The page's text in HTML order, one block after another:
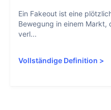
Ein Fakeout ist eine
Bewegung in einem Markt,
verl...
Vollständige Definition >